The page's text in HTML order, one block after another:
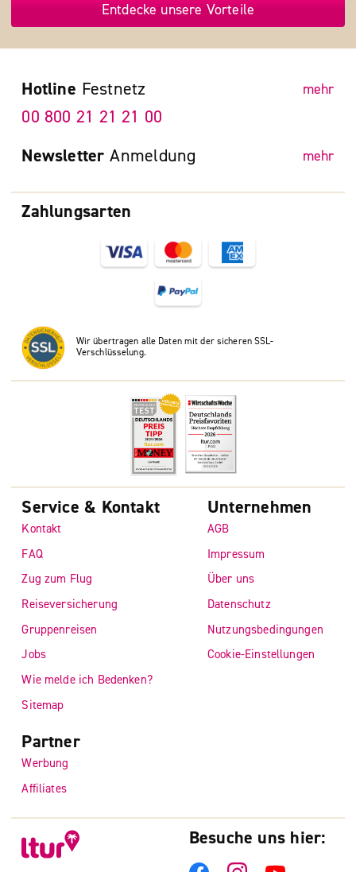
Entdecke unsere Vorteile
Zahlungsarten
Wir übertragen alle Daten mit der sicheren SSL-
Verschlüsselung.
Hotline Festnetz mehr
00 800 21 21 21 00
Newsletter Anmeldung mehr
Service & Kontakt
Kontakt
FAQ
Zug zum Flug
Reiseversicherung
Gruppenreisen
Jobs
Wie melde ich Bedenken?
Sitemap
Unternehmen
AGB
Impressum
Über uns
Datenschutz
Nutzungsbedingungen
Cookie-Einstellungen
Partner
Werbung
Affiliates
Besuche uns hier: